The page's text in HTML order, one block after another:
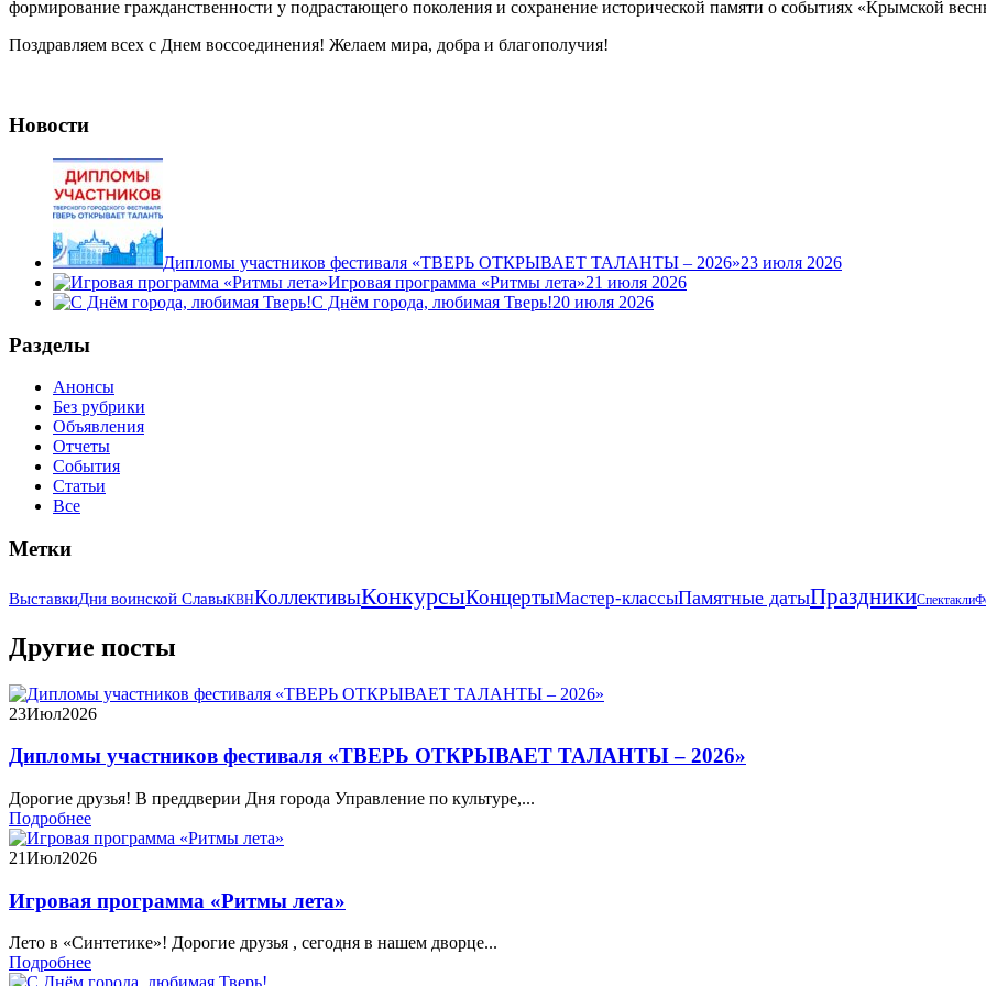
формирование гражданственности у подрастающего поколения и сохранение исторической памяти о событиях «Крымской
Поздравляем всех с Днем воссоединения! Желаем мира, добра и благополучия!
Новости
Дипломы участников фестиваля «ТВЕРЬ ОТКРЫВАЕТ ТАЛАНТЫ – 2026»23 июля 2026
Игровая программа «Ритмы лета»21 июля 2026
С Днём города, любимая Тверь!20 июля 2026
Разделы
Анонсы
Без рубрики
Объявления
Отчеты
События
Статьи
Все
Метки
ВыставкиДни воинской СлавыКВНКоллективыКонкурсыКонцертыМастер-классыПамятные датыПраздникиСпектакли
Другие посты
23Июл2026
Дипломы участников фестиваля «ТВЕРЬ ОТКРЫВАЕТ ТАЛАНТЫ – 2026»
Дорогие друзья! В преддверии Дня города Управление по культуре,...
Подробнее
21Июл2026
Игровая программа «Ритмы лета»
Лето в «Синтетике»! Дорогие друзья , сегодня в нашем дворце...
Подробнее